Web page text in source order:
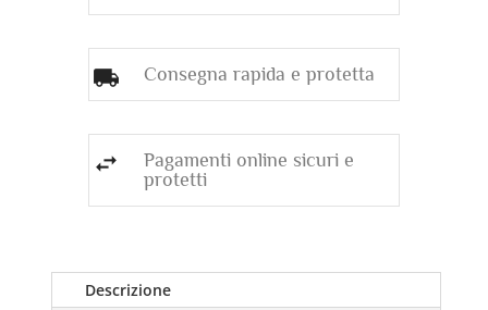
Consegna rapida e protetta
Pagamenti online sicuri e
protetti
Descrizione